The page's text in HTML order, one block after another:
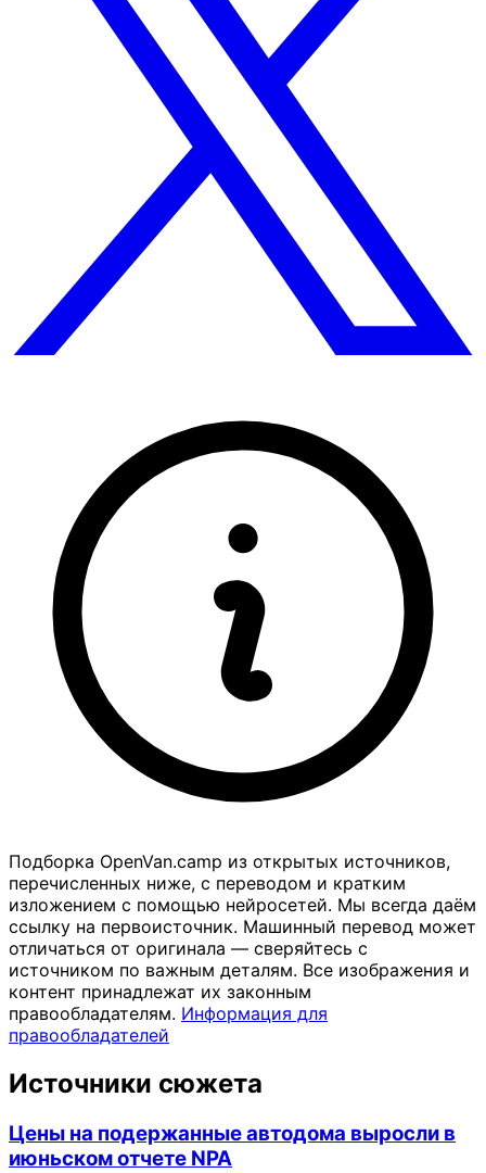
Подборка OpenVan.camp из открытых источников,
перечисленных ниже, с переводом и кратким
изложением с помощью нейросетей. Мы всегда даём
ссылку на первоисточник. Машинный перевод может
отличаться от оригинала — сверяйтесь с
источником по важным деталям. Все изображения и
контент принадлежат их законным
правообладателям. Информация для
правообладателей
Источники сюжета
Цены на подержанные автодома выросли в
июньском отчете NPA